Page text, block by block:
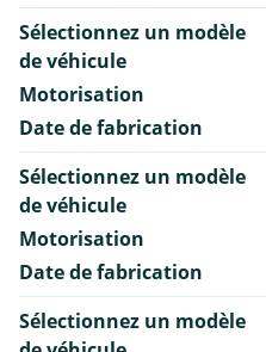
Sélectionnez un modèle
de véhicule
Motorisation
Date de fabrication
Sélectionnez un modèle
de véhicule
Motorisation
Date de fabrication
Sélectionnez un modèle